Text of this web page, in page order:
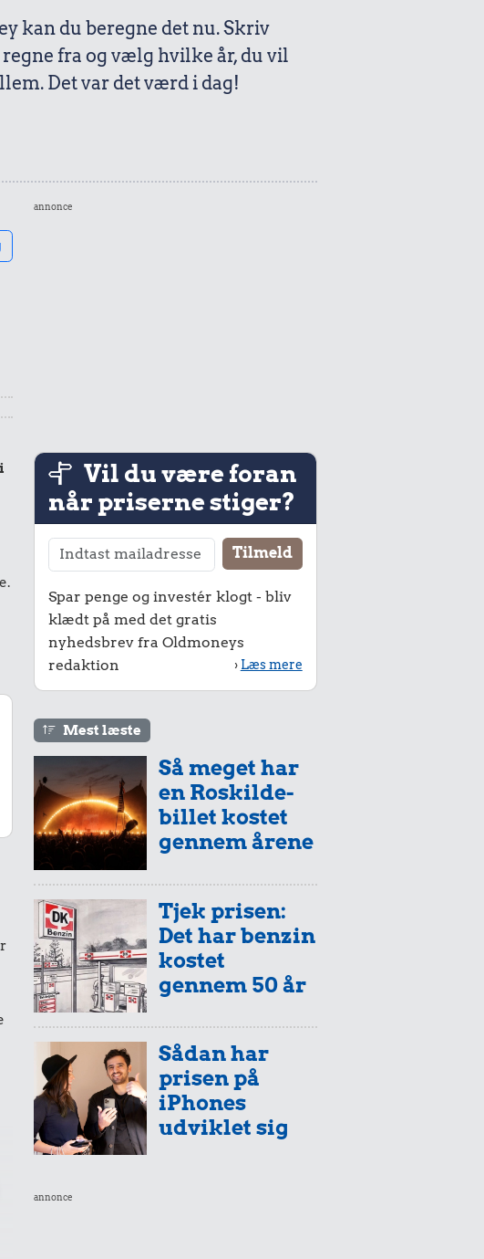
kan du beregne det nu. Skriv
fra og vælg hvilke år, du vil
Det var det værd i dag!
annonce
Vil du være foran
når priserne stiger?
Spar penge og investér klogt - bliv
klædt på med det gratis
nyhedsbrev fra Oldmoneys
redaktion
› Læs mere
Mest læste
Så meget har
en Roskilde-
billet kostet
gennem årene
Tjek prisen:
Det har benzin
kostet
gennem 50 år
Sådan har
prisen på
iPhones
udviklet sig
annonce